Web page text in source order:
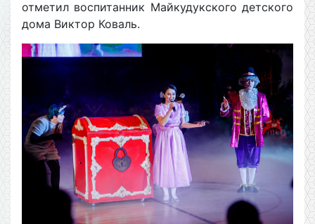
отметил воспитанник Майкудукского детского
дома Виктор Коваль.